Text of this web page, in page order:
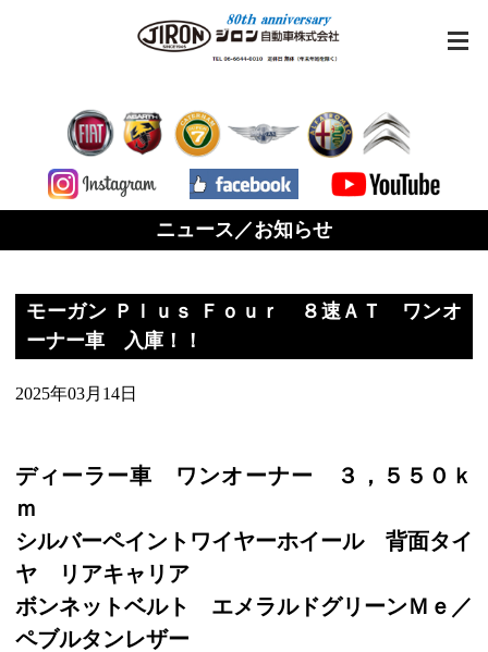
ニュース／お知らせ
モーガン Ｐｌｕｓ Ｆｏｕｒ ８速ＡＴ ワンオ
ーナー車 入庫！！
2025年03月14日
ディーラー車 ワンオーナー ３，５５０ｋ
ｍ
シルバーペイントワイヤーホイール 背面タイ
ヤ リアキャリア
ボンネットベルト エメラルドグリーンＭｅ／
ペブルタンレザー